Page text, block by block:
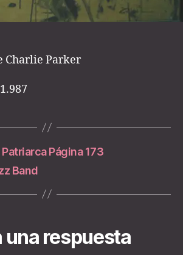
Charlie Parker
Página 173
Band
una respuesta